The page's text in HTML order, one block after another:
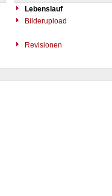
Lebenslauf
Bilderupload
Revisionen